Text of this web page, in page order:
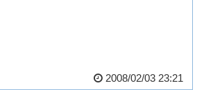
2008/02/03 23:21